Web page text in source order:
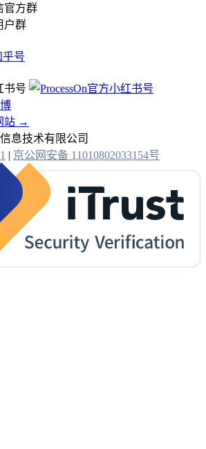
户群
站 →
息技术有限公司
| 京公网安备 11010802033154号